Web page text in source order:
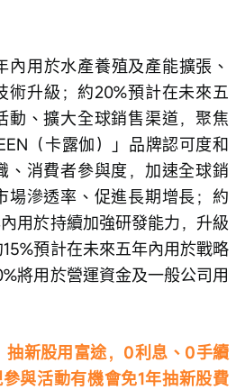
內用於水產養殖及產能擴張、
術升級；約20%預計在未來五
動、擴大全球銷售渠道，聚焦
（卡露伽）」品牌認可度和
、消費者參與度，加速全球銷
場滲透率、促進長期增長；約
用於持續加強研發能力，升級
預計在未來五年內用於戰略
將用於營運資金及一般公司用
抽新股用富途，0利息、0手續
與活動有機會免1年抽新股費